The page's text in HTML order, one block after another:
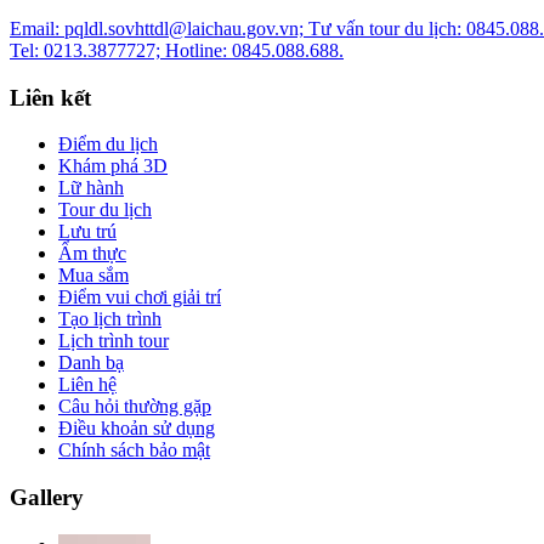
Email: pqldl.sovhttdl@laichau.gov.vn; Tư vấn tour du lịch:
Tel: 0213.3877727; Hotline: 0845.088.688.
Liên kết
Điểm du lịch
Khám phá 3D
Lữ hành
Tour du lịch
Lưu trú
Ẩm thực
Mua sắm
Điểm vui chơi giải trí
Tạo lịch trình
Lịch trình tour
Danh bạ
Liên hệ
Câu hỏi thường gặp
Điều khoản sử dụng
Chính sách bảo mật
Gallery